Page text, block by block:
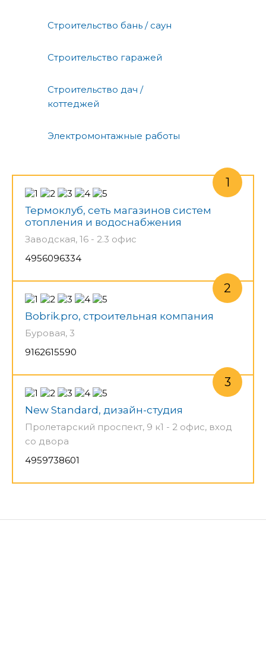
Строительство бань / саун
Строительство гаражей
Строительство дач /
коттеджей
Электромонтажные работы
Термоклуб, сеть магазинов систем
отопления и водоснабжения
Заводская, 16 - 2.3 офис
4956096334
Bobrik.pro, строительная компания
Буровая, 3
9162615590
New Standard, дизайн-студия
Пролетарский проспект, 9 к1 - 2 офис, вход
со двора
4959738601